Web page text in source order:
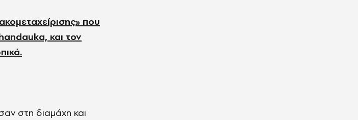
που
και τον
στη διαμάχη και